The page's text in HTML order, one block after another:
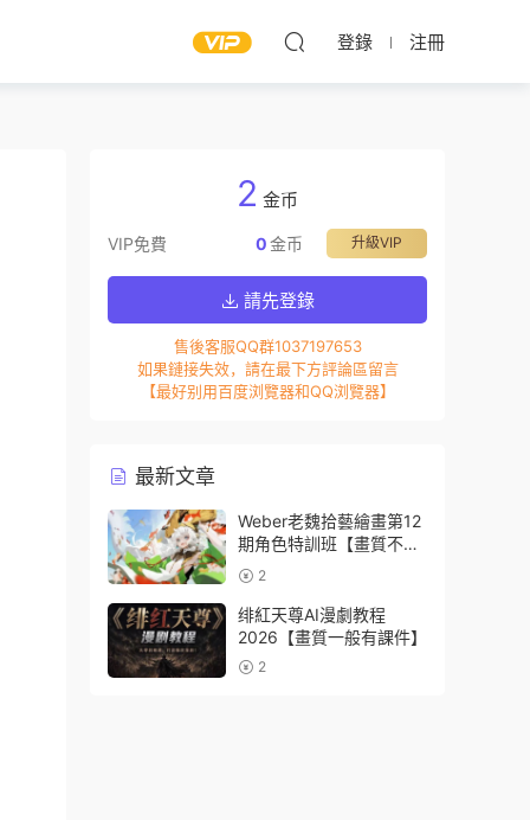
登錄 注冊
2 金币
VIP免費 升級VIP
0金币
請先登錄
售後客服QQ群1037197653
如果鏈接失效，請在最下方評論區留言
【最好别用百度浏覽器和QQ浏覽器】
最新文章
Weber老魏拾藝繪畫第12
期角色特訓班【畫質不錯
隻有視頻】
2
绯紅天尊AI漫劇教程
2026【畫質一般有課件】
2